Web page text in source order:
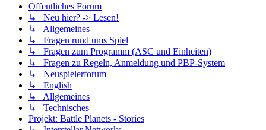
Öffentliches Forum
↳ Neu hier? -> Lesen!
↳ Allgemeines
↳ Fragen rund ums Spiel
↳ Fragen zum Programm (ASC und Einheiten)
↳ Fragen zu Regeln, Anmeldung und PBP-System
↳ Neuspielerforum
↳ English
↳ Allgemeines
↳ Technisches
Projekt: Battle Planets - Stories